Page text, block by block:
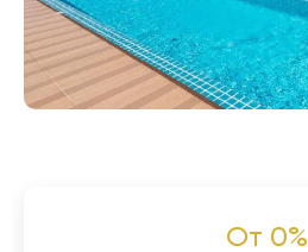
От 0%